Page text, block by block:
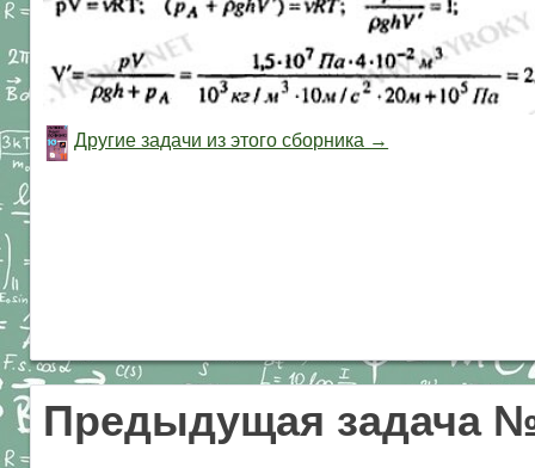
Другие задачи из этого сборника →
Предыдущая задача